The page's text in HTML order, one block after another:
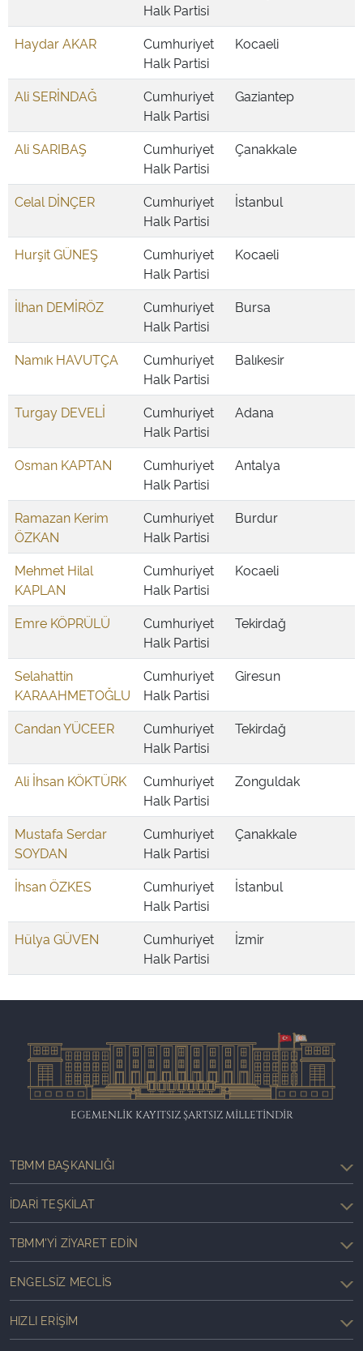
Halk Partisi
Haydar AKAR
Cumhuriyet
Halk Partisi
Kocaeli
Ali SERİNDAĞ
Cumhuriyet
Halk Partisi
Gaziantep
Ali SARIBAŞ
Cumhuriyet
Halk Partisi
Çanakkale
Celal DİNÇER
Cumhuriyet
Halk Partisi
İstanbul
Hurşit GÜNEŞ
Cumhuriyet
Halk Partisi
Kocaeli
İlhan DEMİRÖZ
Cumhuriyet
Halk Partisi
Bursa
Namık HAVUTÇA
Cumhuriyet
Halk Partisi
Balıkesir
Turgay DEVELİ
Cumhuriyet
Halk Partisi
Adana
Osman KAPTAN
Cumhuriyet
Halk Partisi
Antalya
Ramazan Kerim
ÖZKAN
Cumhuriyet
Halk Partisi
Burdur
Mehmet Hilal
KAPLAN
Cumhuriyet
Halk Partisi
Kocaeli
Emre KÖPRÜLÜ
Cumhuriyet
Halk Partisi
Tekirdağ
Selahattin
KARAAHMETOĞLU
Cumhuriyet
Halk Partisi
Giresun
Candan YÜCEER
Cumhuriyet
Halk Partisi
Tekirdağ
Ali İhsan KÖKTÜRK
Cumhuriyet
Halk Partisi
Zonguldak
Mustafa Serdar
SOYDAN
Cumhuriyet
Halk Partisi
Çanakkale
İhsan ÖZKES
Cumhuriyet
Halk Partisi
İstanbul
Hülya GÜVEN
Cumhuriyet
Halk Partisi
İzmir
EGEMENLİK KAYITSIZ ŞARTSIZ MİLLETİNDİR
TBMM BAŞKANLIĞI
İDARI TEŞKILAT
TBMM'YI ZIYARET EDIN
ENGELSIZ MECLIS
HIZLI ERIŞIM